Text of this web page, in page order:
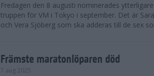
Fredagen den 8 augusti nominerades
truppen för VM i Tokyo i september. Det är
och Vera Sjöberg som ska adderas till de sex
Främste maratonlöparen död
7 aug 2025